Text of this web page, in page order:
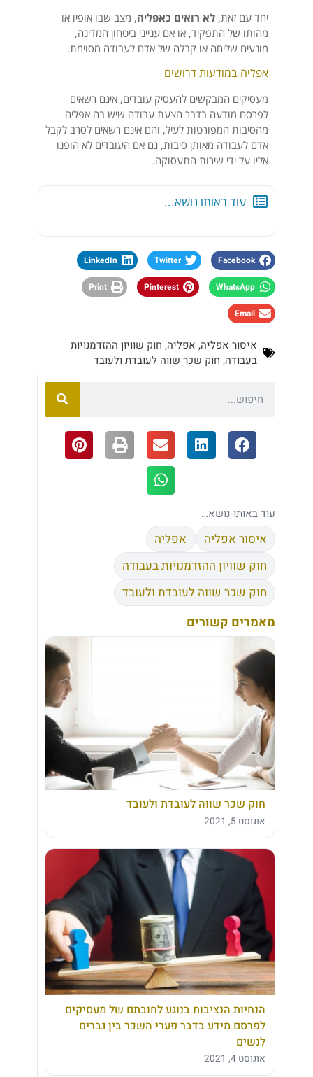
עוד באותו נושא…
איסור אפליה
אפליה
חוק שוויון ההזדמנויות בעבודה
חוק שכר שווה לעובדת ולעובד
מאמרים קשורים
חוק שכר שווה לעובדת ולעובד
אוגוסט 5, 2021
הנחיות הנציבות בנוגע לחובתם של מעסיקים
לפרסם מידע בדבר פערי השכר בין גברים
לנשים
אוגוסט 4, 2021
יחד עם זאת, לא רואים כאפליה, מצב שבו אופיו או
מהותו של התפקיד, או אם ענייני ביטחון המדינה,
מונעים שליחה או קבלה של אדם לעבודה מסוימת.
אפליה במודעות דרושים
מעסיקים המבקשים להעסיק עובדים, אינם רשאים
לפרסם מודעה בדבר הצעת עבודה שיש בה אפליה
מהסיבות המפורטות לעיל, והם אינם רשאים לסרב לקבל
אדם לעבודה מאותן סיבות, גם אם העובדים לא הופנו
אליו על ידי שירות התעסוקה.
עוד באותו נושא...
Facebook
Twitter
LinkedIn
WhatsApp
Pinterest
Print
Email
איסור אפליה, אפליה, חוק שוויון ההזדמנויות
בעבודה, חוק שכר שווה לעובדת ולעובד